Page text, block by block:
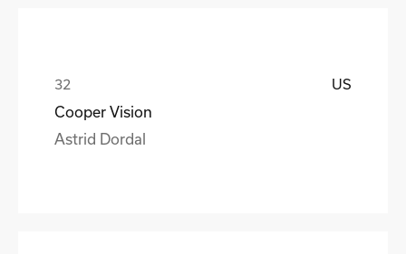
US
Cooper Vision
Astrid Dordal